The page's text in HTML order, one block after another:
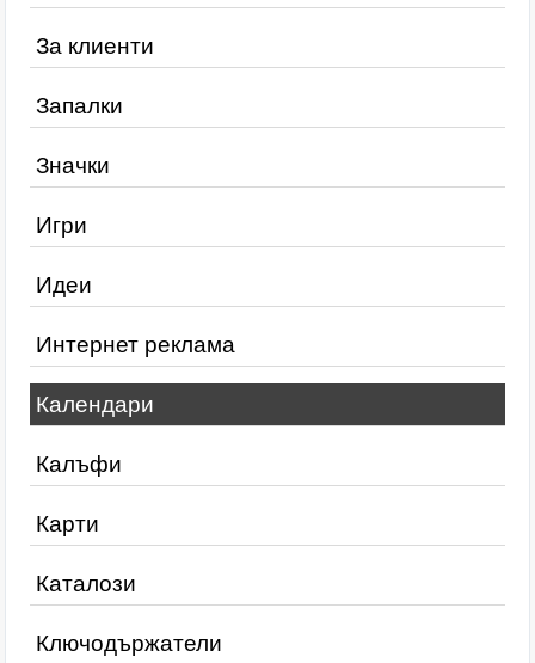
За клиенти
Запалки
Значки
Игри
Идеи
Интернет реклама
Календари
Калъфи
Карти
Каталози
Ключодържатели